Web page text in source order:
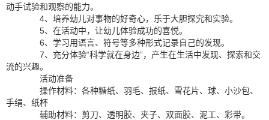
动手试验和观察的能力。
4、培养幼儿对事物的好奇心，乐于大胆探究和实验。
5、在活动中，让幼儿体验成功的喜悦。
6、学习用语言、符号等多种形式记录自己的发现。
7、充分体验“科学就在身边”，产生在生活中发现、探索和交
流的兴趣。
活动准备
操作材料：各种糖纸、羽毛、报纸、雪花片、球、小沙包、
手绢、纸杯
辅助材料：剪刀、透明胶、夹子、双面胶、泥工、彩带。